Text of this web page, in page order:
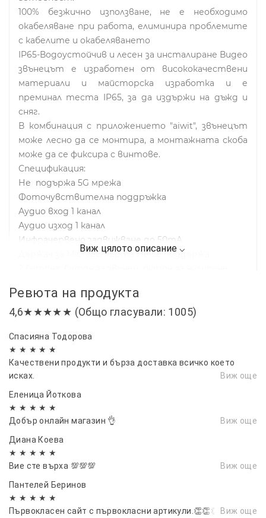
100% безжично използване, не е необходимо
окабеляване при работа, елиминира проблемите
с кабелите и окабеляването
IP65-Водоустойчив и лесен за инсталиране Видео
звънецът е изработен от висококачествени
материали и майсторска изработка и е
преминал теста IP65, за да издържи на дъжд и
сняг.
В комбинация с приложението "aiwit", звънецът
може лесно да се монтира, а монтажната скоба
може да се фиксира с винтове.
Спецификация:
Не подържа 5G мрежа
Фоточувствителна поддръжка
Аудио вход 1 канал
Аудио изход 1 канал
Инфрачервено задвижване до 50mA
Държач за MicroSD карта Не се поддържа
устройството, индикатор за зареждане
1-посочен интерфейс на батерията
Системна архитектура Вграден FreeRTOS
Максимална разделителна способност VGA, 640 *
480
Стандарт за кодиране на видео MJEPG
Стандарт за аудио кодиране G711.A
Кадрова честота на видео VGA @ 20fps
Ден и нощен режим на превключване
Автоматично
Прегледът на видео поддържа 1 канал P2P
Поддръжка на аудио заснемане
Криптирането на видео предаване поддържа
AES
Dingdong RF код EV1527
Ревюта на продукта
4,6★★★★★ (Общо гласували: 1005)
Спасияна Тодорова
★ ★ ★ ★ ★
Качествени продукти и бърза доставка всичко което
исках.
Виж още
Еленица Йоткова
★ ★ ★ ★ ★
Добър онлайн магазин 👌
Виж още
Диана Коева
★ ★ ★ ★ ★
Вие сте върха 💯💯💯
Виж още
Пантелей Беринов
★ ★ ★ ★ ★
Първокласен сайт с първокласни артикули.👏👏👏
Виж още